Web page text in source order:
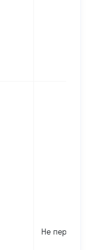
Не передано